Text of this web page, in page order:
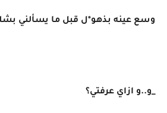
وسع عينه بذهو*ل قبل ما يسألني
_و..و ازاي عرفتي؟